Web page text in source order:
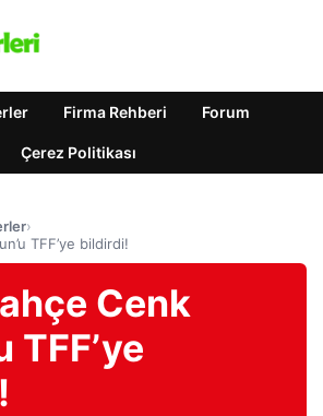
Firma Rehberi Forum
Çerez Politikası
›
TFF’ye bildirdi!
Cenk
TFF’ye